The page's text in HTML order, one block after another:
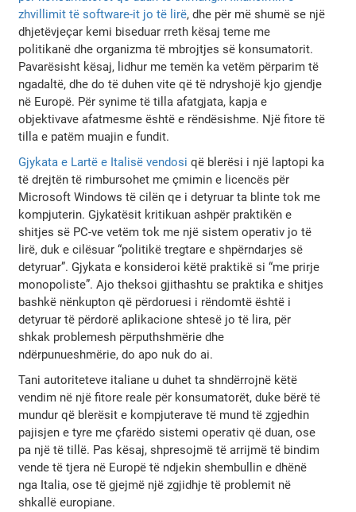
zhvillimit të software-it jo të lirë, dhe për më shumë se një
dhjetëvjeçar kemi biseduar rreth kësaj teme me
politikanë dhe organizma të mbrojtjes së konsumatorit.
Pavarësisht kësaj, lidhur me temën ka vetëm përparim të
ngadaltë, dhe do të duhen vite që të ndryshojë kjo gjendje
në Europë. Për synime të tilla afatgjata, kapja e
objektivave afatmesme është e rëndësishme. Një fitore të
tilla e patëm muajin e fundit.
Gjykata e Lartë e Italisë vendosi që blerësi i një laptopi ka
të drejtën të rimbursohet me çmimin e licencës për
Microsoft Windows të cilën qe i detyruar ta blinte tok me
kompjuterin. Gjykatësit kritikuan ashpër praktikën e
shitjes së PC-ve vetëm tok me një sistem operativ jo të
lirë, duk e cilësuar “politikë tregtare e shpërndarjes së
detyruar”. Gjykata e konsideroi këtë praktikë si “me prirje
monopoliste”. Ajo theksoi gjithashtu se praktika e shitjes
bashkë nënkupton që përdoruesi i rëndomtë është i
detyruar të përdorë aplikacione shtesë jo të lira, për
shkak problemesh përputhshmërie dhe
ndërpunueshmërie, do apo nuk do ai.
Tani autoriteteve italiane u duhet ta shndërrojnë këtë
vendim në një fitore reale për konsumatorët, duke bërë të
mundur që blerësit e kompjuterave të mund të zgjedhin
pajisjen e tyre me çfarëdo sistemi operativ që duan, ose
pa një të tillë. Pas kësaj, shpresojmë të arrijmë të bindim
vende të tjera në Europë të ndjekin shembullin e dhënë
nga Italia, ose të gjejmë një zgjidhje të problemit në
shkallë europiane.